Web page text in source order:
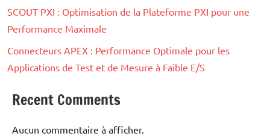
SCOUT PXI : Optimisation de la Plateforme PXI pour une
Performance Maximale
Connecteurs APEX : Performance Optimale pour les
Applications de Test et de Mesure à Faible E/S
Recent Comments
Aucun commentaire à afficher.